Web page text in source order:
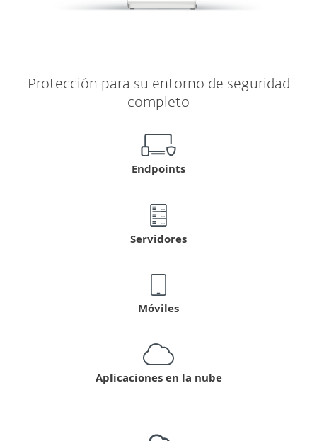
Protección para su entorno de seguridad
completo
Endpoints
Servidores
Móviles
Aplicaciones en la nube